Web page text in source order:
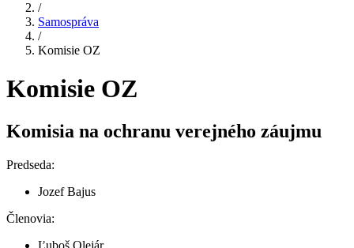
/
Samospráva
/
Komisie OZ
Komisie OZ
Komisia na ochranu verejného záujmu
Predseda:
Jozef Bajus
Členovia:
Ľuboš Olejár